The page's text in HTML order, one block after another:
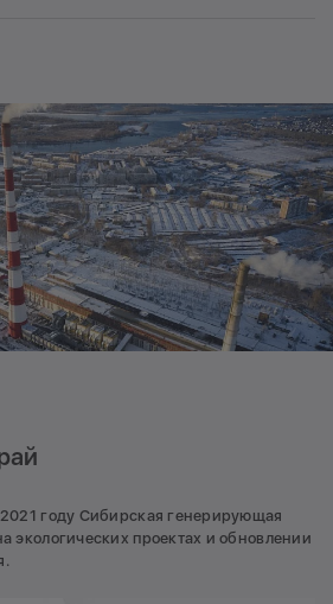
году Сибирская генерирующая
экологических проектах и обновлении